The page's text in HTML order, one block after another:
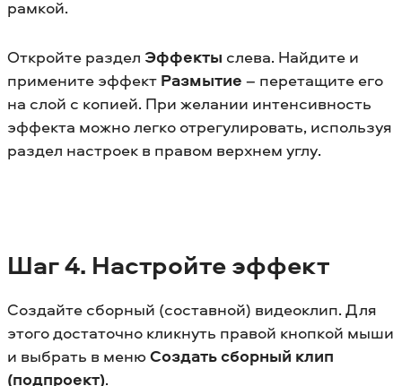
рамкой.
Откройте раздел Эффекты слева. Найдите и
примените эффект Размытие – перетащите его
на слой с копией. При желании интенсивность
эффекта можно легко отрегулировать, используя
раздел настроек в правом верхнем углу.
Шаг 4. Настройте эффект
Создайте сборный (составной) видеоклип. Для
этого достаточно кликнуть правой кнопкой мыши
и выбрать в меню Создать сборный клип
(подпроект).